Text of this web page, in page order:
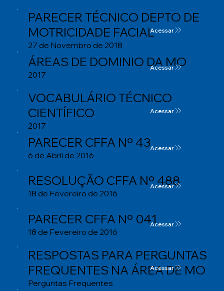
PARECER TÉCNICO DEPTO DE
MOTRICIDADE FACIAL
27 de Novembro de 2018
Acessar
ÁREAS DE DOMINIO DA MO
2017
Acessar
VOCABULÁRIO TÉCNICO
CIENTÍFICO
2017
Acessar
PARECER CFFA Nº 43
6 de Abril de 2016
Acessar
RESOLUÇÃO CFFA Nº 488
18 de Fevereiro de 2016
Acessar
PARECER CFFA Nº 041
18 de Fevereiro de 2016
Acessar
RESPOSTAS PARA PERGUNTAS
FREQUENTES NA ÁREA DE MO
Perguntas Frequentes
Acessar